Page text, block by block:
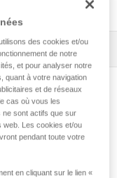
des cookies et/ou
de notre
et pour analyser notre
quant à votre navigation
et de réseaux
cas où vous les
ne sont actifs que sur
web. Les cookies et/ou
pendant toute votre
en cliquant sur le lien «